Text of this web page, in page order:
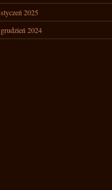
styczeń 2025
grudzień 2024